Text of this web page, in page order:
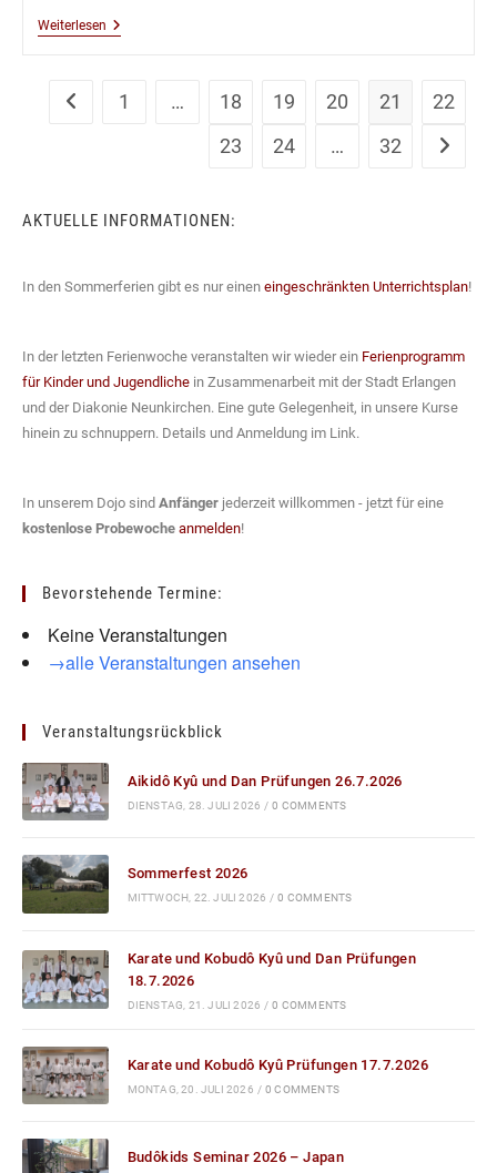
WeiterlesenKarate
Prüfungen
17.3.2017
Zur vorherigen Seite
1 … 18 19 20 21
22
23
24 … 32 Zur
AKTUELLE INFORMATIONEN:
In den Sommerferien gibt es nur einen eingeschränkten Unterrichtsplan!
In der letzten Ferienwoche veranstalten wir wieder ein Ferienprogramm
für Kinder und Jugendliche in Zusammenarbeit mit der Stadt Erlangen
und der Diakonie Neunkirchen. Eine gute Gelegenheit, in unsere Kurse
hinein zu schnuppern. Details und Anmeldung im Link.
In unserem Dojo sind Anfänger jederzeit willkommen - jetzt für eine
kostenlose Probewoche anmelden!
Bevorstehende Termine:
Keine Veranstaltungen
→alle Veranstaltungen ansehen
Veranstaltungsrückblick
Aikidô Kyû und Dan Prüfungen 26.7.2026
DIENSTAG, 28. JULI 2026 / 0 COMMENTS
Sommerfest 2026
MITTWOCH, 22. JULI 2026 / 0 COMMENTS
Karate und Kobudô Kyû und Dan Prüfungen
18.7.2026
DIENSTAG, 21. JULI 2026 / 0 COMMENTS
Karate und Kobudô Kyû Prüfungen 17.7.2026
MONTAG, 20. JULI 2026 / 0 COMMENTS
Budôkids Seminar 2026 – Japan